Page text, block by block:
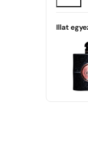
Illat